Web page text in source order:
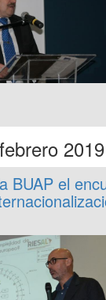
2019
BUAP el